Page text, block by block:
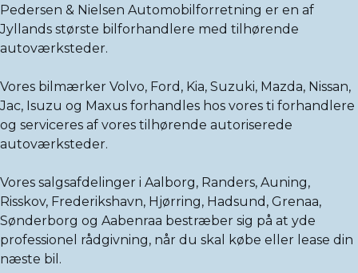
Pedersen & Nielsen Automobilforretning er en af
Jyllands største bilforhandlere med tilhørende
autoværksteder.
Vores bilmærker Volvo, Ford, Kia, Suzuki, Mazda, Nissan,
Jac, Isuzu og Maxus forhandles hos vores ti forhandlere
og serviceres af vores tilhørende autoriserede
autoværksteder.
Vores salgsafdelinger i Aalborg, Randers, Auning,
Risskov, Frederikshavn, Hjørring, Hadsund, Grenaa,
Sønderborg og Aabenraa bestræber sig på at yde
professionel rådgivning, når du skal købe eller lease din
næste bil.